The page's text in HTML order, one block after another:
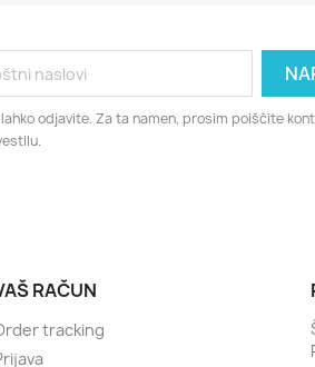
odjavite. Za ta namen, prosim poiščite
RAČUN
tracking